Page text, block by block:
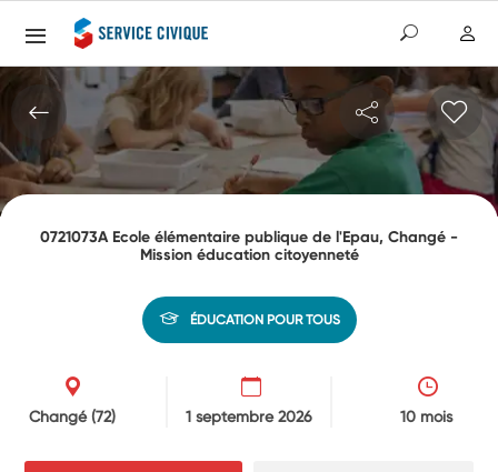
0721073A Ecole élémentaire publique de l'Epau, Changé -
Mission éducation citoyenneté
ÉDUCATION POUR TOUS
Changé(72) 1 septembre 2026 10 mois